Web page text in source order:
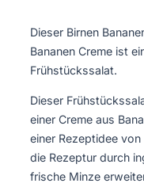
Dieser Birnen
Bananen Creme ist
Frühstückssalat.
Dieser
einer Creme aus
einer Rezeptidee
die Rezeptur durch
frische Minze